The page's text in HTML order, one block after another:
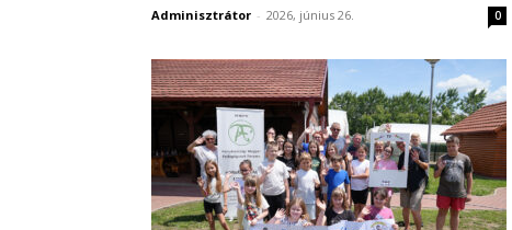
Adminisztrátor - 2026, június 26. 0